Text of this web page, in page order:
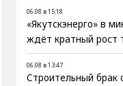
06.08 в 15:18
«Якутскэнерго» в
ждёт кратный рост
06.08 в 13:47
Строительный брак